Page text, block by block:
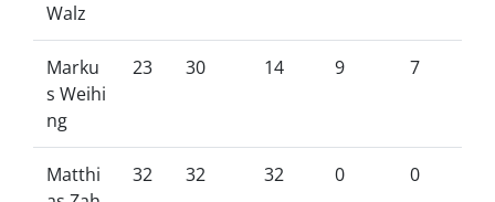
Walz
Marku
s Weihi
ng
23 30 14 9 7
Matthi
32 32 32 0 0